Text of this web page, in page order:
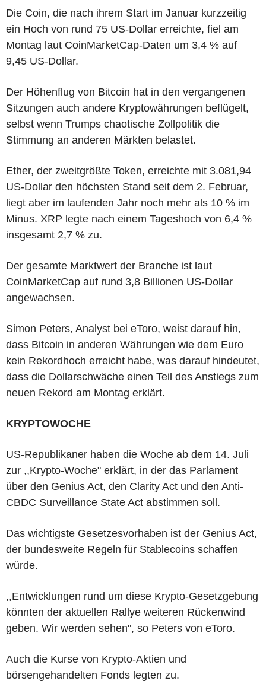
Die Coin, die nach ihrem Start im Januar kurzzeitig
ein Hoch von rund 75 US-Dollar erreichte, fiel am
Montag laut CoinMarketCap-Daten um 3,4 % auf
9,45 US-Dollar.
Der Höhenflug von Bitcoin hat in den vergangenen
Sitzungen auch andere Kryptowährungen beflügelt,
selbst wenn Trumps chaotische Zollpolitik die
Stimmung an anderen Märkten belastet.
Ether, der zweitgrößte Token, erreichte mit 3.081,94
US-Dollar den höchsten Stand seit dem 2. Februar,
liegt aber im laufenden Jahr noch mehr als 10 % im
Minus. XRP legte nach einem Tageshoch von 6,4 %
insgesamt 2,7 % zu.
Der gesamte Marktwert der Branche ist laut
CoinMarketCap auf rund 3,8 Billionen US-Dollar
angewachsen.
Simon Peters, Analyst bei eToro, weist darauf hin,
dass Bitcoin in anderen Währungen wie dem Euro
kein Rekordhoch erreicht habe, was darauf hindeutet,
dass die Dollarschwäche einen Teil des Anstiegs zum
neuen Rekord am Montag erklärt.
KRYPTOWOCHE
US-Republikaner haben die Woche ab dem 14. Juli
zur ,,Krypto-Woche" erklärt, in der das Parlament
über den Genius Act, den Clarity Act und den Anti-
CBDC Surveillance State Act abstimmen soll.
Das wichtigste Gesetzesvorhaben ist der Genius Act,
der bundesweite Regeln für Stablecoins schaffen
würde.
,,Entwicklungen rund um diese Krypto-Gesetzgebung
könnten der aktuellen Rallye weiteren Rückenwind
geben. Wir werden sehen", so Peters von eToro.
Auch die Kurse von Krypto-Aktien und
börsengehandelten Fonds legten zu.